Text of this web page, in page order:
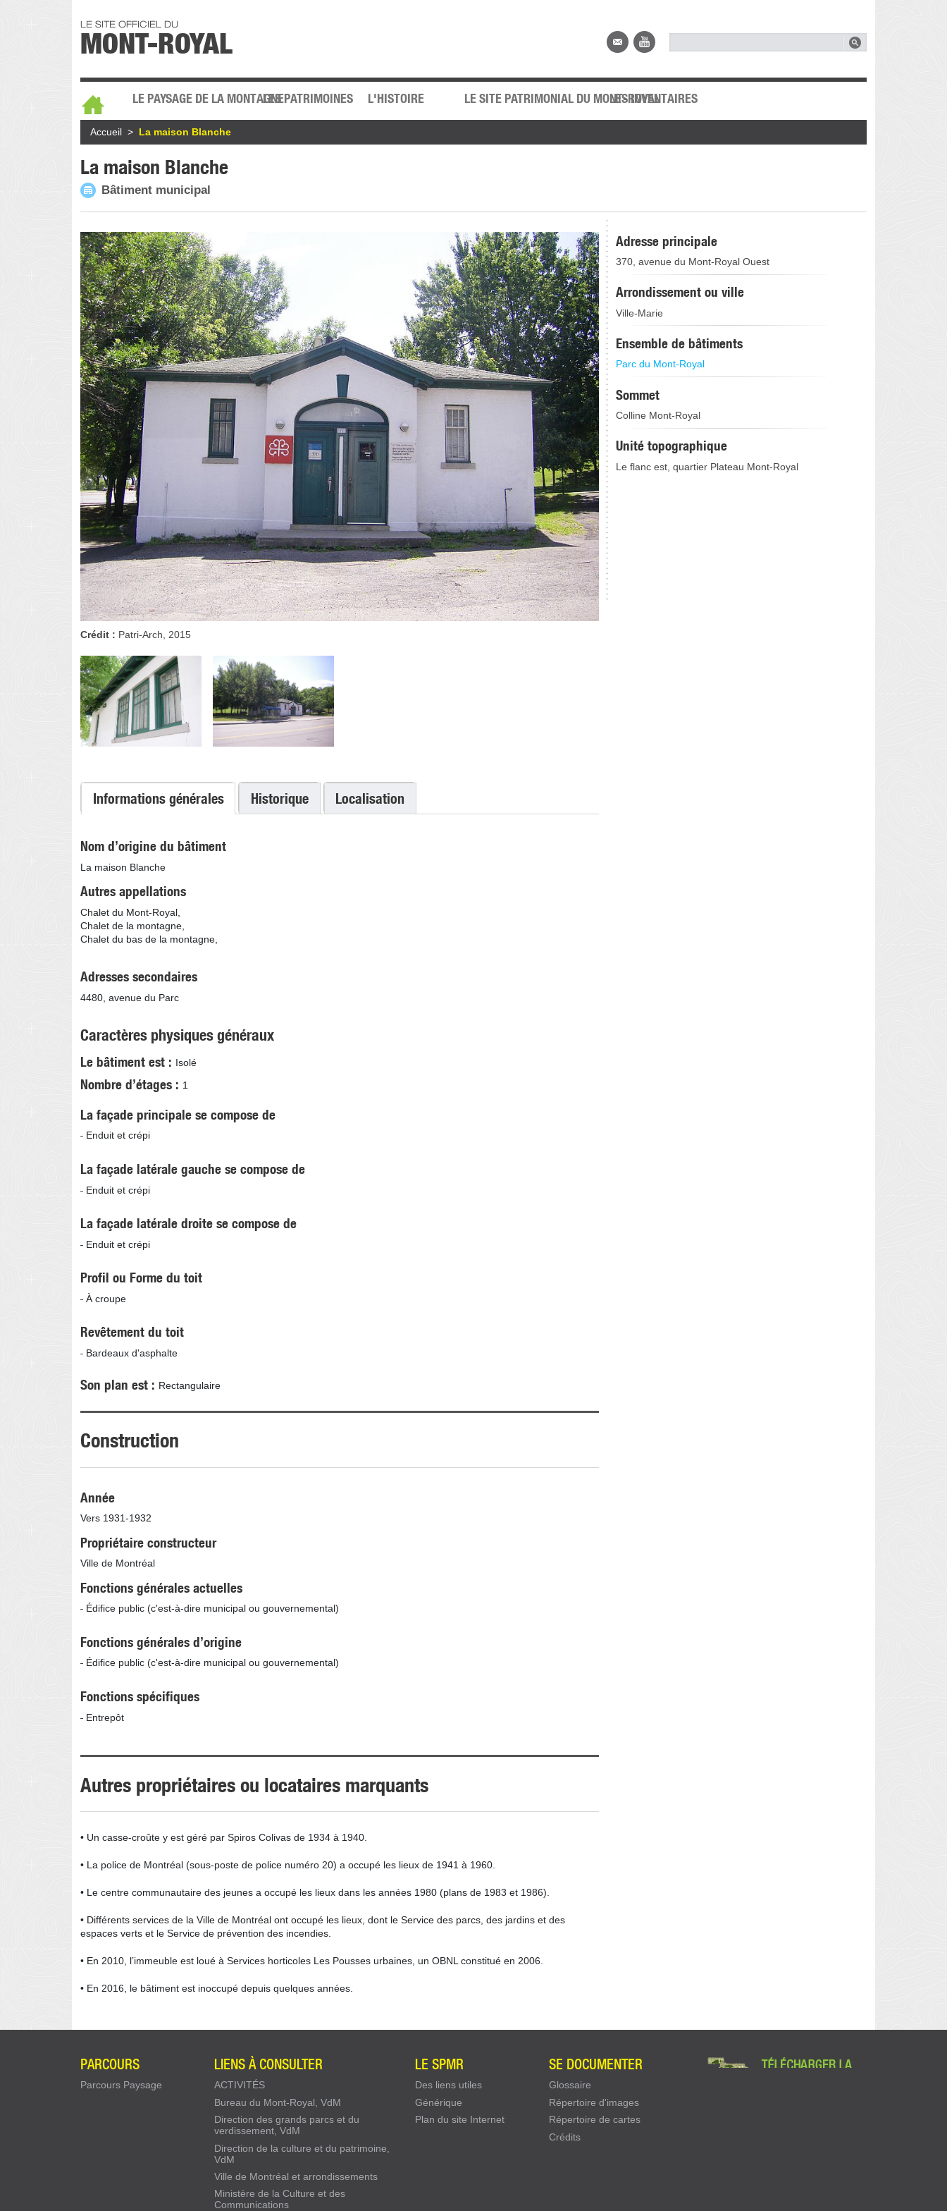
LE SITE OFFICIEL DU
MONT-ROYAL web 2.0
Menu global
LE PAYSAGE DE LA MONTAGNELES PATRIMOINES L'HISTOIRE LE SITE PATRIMONIAL DU MONT-ROYAL
LES INVENTAIRES
Fil d'Ariane
Accueil La maison Blanche
La maison Blanche
Bâtiment municipal
Crédit : Patri-Arch, 2015
Informations générales
Historique Localisation
Nom d’origine du bâtiment
La maison Blanche
Autres appellations
Chalet du Mont-Royal,
Chalet de la montagne,
Chalet du bas de la montagne,
Adresses secondaires
4480, avenue du Parc
Caractères physiques généraux
Le bâtiment est Isolé
Nombre d’étages 1
La façade principale se compose de
Enduit et crépi
La façade latérale gauche se compose de
Enduit et crépi
La façade latérale droite se compose de
Enduit et crépi
Profil ou Forme du toit
À croupe
Revêtement du toit
Bardeaux d'asphalte
Son plan est Rectangulaire
Construction
Année
Vers 1931-1932
Propriétaire constructeur
Ville de Montréal
Fonctions générales actuelles
Édifice public (c'est-à-dire municipal ou gouvernemental)
Fonctions générales d’origine
Édifice public (c'est-à-dire municipal ou gouvernemental)
Fonctions spécifiques
Entrepôt
Autres propriétaires ou locataires marquants
• Un casse-croûte y est géré par Spiros Colivas de 1934 à 1940.
• La police de Montréal (sous-poste de police numéro 20) a occupé les lieux de 1941 à 1960.
• Le centre communautaire des jeunes a occupé les lieux dans les années 1980 (plans de 1983 et 1986).
• Différents services de la Ville de Montréal ont occupé les lieux, dont le Service des parcs, des jardins et des
espaces verts et le Service de prévention des incendies.
• En 2010, l’immeuble est loué à Services horticoles Les Pousses urbaines, un OBNL constitué en 2006.
• En 2016, le bâtiment est inoccupé depuis quelques années.
Adresse principale
370, avenue du Mont-Royal Ouest
Arrondissement ou ville
Ville-Marie
Ensemble de bâtiments
Parc du Mont-Royal
Sommet
Colline Mont-Royal
Unité topographique
Le flanc est, quartier Plateau Mont-Royal
PARCOURS
Parcours Paysage
LIENS À CONSULTER
ACTIVITÉS
Bureau du Mont-Royal, VdM
Direction des grands parcs et du
verdissement, VdM
Direction de la culture et du patrimoine,
VdM
Ville de Montréal et arrondissements
Ministère de la Culture et des
Communications
LE SPMR
Des liens utiles
Générique
Plan du site Internet
SE DOCUMENTER
Glossaire
Répertoire d'images
Répertoire de cartes
Crédits